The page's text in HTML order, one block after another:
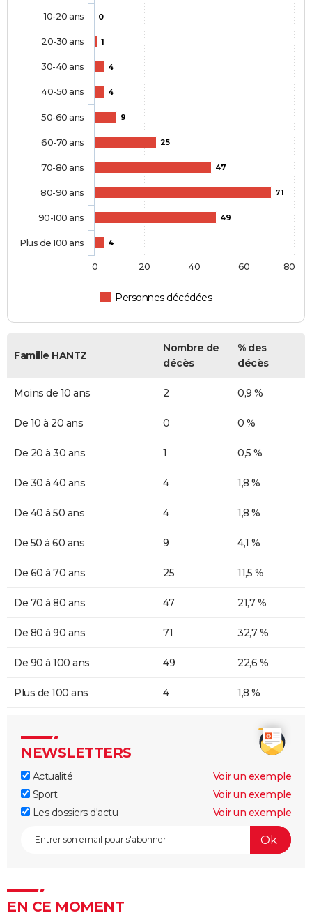
0
1
4
4
9
25
47
71
49
4
Personnes décédées
10-20 ans
20-30 ans
30-40 ans
40-50 ans
50-60 ans
60-70 ans
70-80 ans
80-90 ans
90-100 ans
Plus de 100 ans
0 20 40 60 80
Famille HANTZ
Nombre de
décès
% des
décès
Moins de 10 ans 2 0,9 %
De 10 à 20 ans 0 0 %
De 20 à 30 ans 1 0,5 %
De 30 à 40 ans 4 1,8 %
De 40 à 50 ans 4 1,8 %
De 50 à 60 ans 9 4,1 %
De 60 à 70 ans 25 11,5 %
De 70 à 80 ans 47 21,7 %
De 80 à 90 ans 71 32,7 %
De 90 à 100 ans 49 22,6 %
Plus de 100 ans 4 1,8 %
NEWSLETTERS
Actualité
Voir un exemple
Sport
Voir un exemple
Les dossiers d'actu
Voir un exemple
EN CE MOMENT